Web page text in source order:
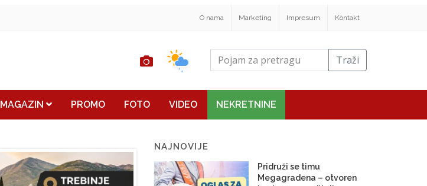
O nama Marketing Impresum Kontakt
Traži
MAGAZIN PROMO FOTO VIDEO NEKRETNINE
NAJNOVIJE
Pridruži se timu
Megagradena – otvoren